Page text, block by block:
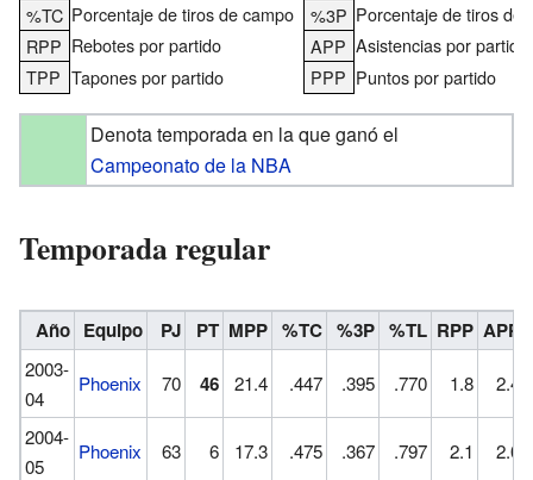
%TC Porcentaje de tiros de campo %3P Porcentaje de tiros de
RPP Rebotes por partido APP Asistencias por partido
TPP Tapones por partido PPP Puntos por partido
Denota temporada en la que ganó el
Campeonato de la NBA
Temporada regular
Año Equipo PJ PT MPP %TC %3P %TL RPP APP
2003-
04
Phoenix 70 46 21.4 .447 .395 .770 1.8 2.4
2004-
05
Phoenix 63 6 17.3 .475 .367 .797 2.1 2.0